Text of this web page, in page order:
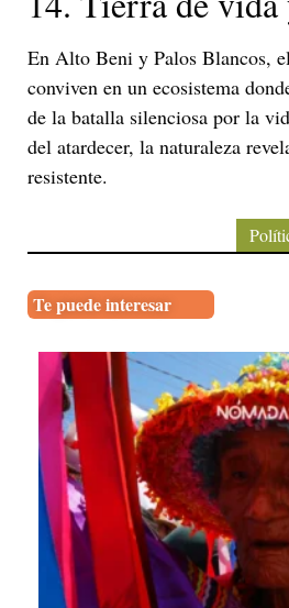
En Alto Beni y Palos Blancos,
conviven en un ecosistema
de la batalla silenciosa por la
del atardecer, la naturaleza
resistente.
Te puede interesar